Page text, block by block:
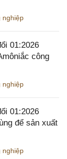
nghiệp
01:2026
công
nghiệp
01:2026
để sản xuất
nghiệp